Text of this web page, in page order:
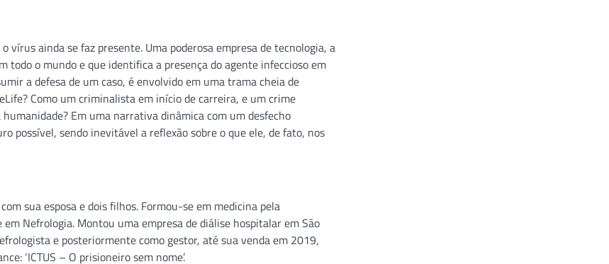
ainda se faz presente. Uma poderosa empresa de tecnologia, a
todo o mundo e que identifica a presença do agente infeccioso em
a defesa de um caso, é envolvido em uma trama cheia de
Como um criminalista em início de carreira, e um crime
Em uma narrativa dinâmica com um desfecho
possível, sendo inevitável a reflexão sobre o que ele, de fato, nos
sua esposa e dois filhos. Formou-se em medicina pela
Nefrologia. Montou uma empresa de diálise hospitalar em São
e posteriormente como gestor, até sua venda em 2019,
‘ICTUS – O prisioneiro sem nome’.